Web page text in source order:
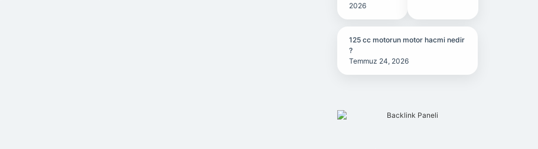
2026
125 cc motorun motor hacmi nedir
?
Temmuz 24, 2026